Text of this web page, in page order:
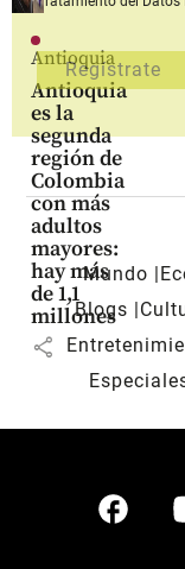
Antioquia
Antioquia
es la
segunda
región de
Colombia
con más
adultos
mayores:
hay más
de 1,1
millones
share
Mundo
Blogs